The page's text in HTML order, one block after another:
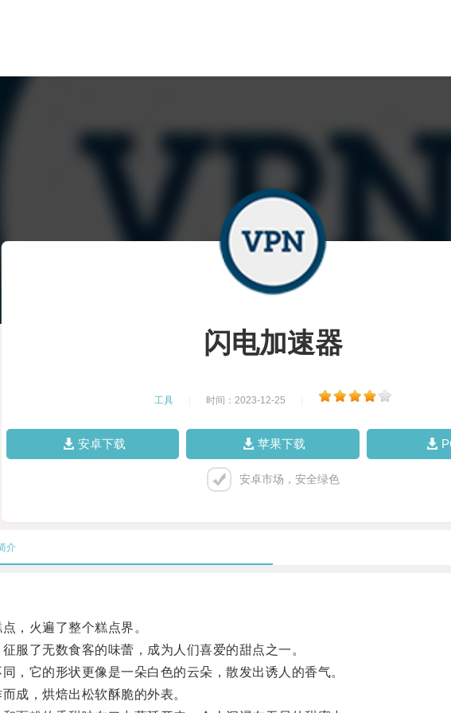
闪电加速器
工具 时间：2023-12-25
安卓下载 苹果下载
安卓市场，安全绿色
介
火遍了整个糕点界。
了无数食客的味蕾，成为人们喜爱的甜点之一。
它的形状更像是一朵白色的云朵，散发出诱人的香气。
，烘焙出松软酥脆的外表。